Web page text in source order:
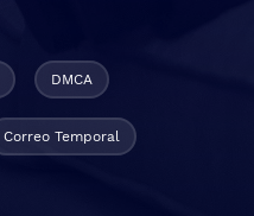
DMCA
Correo Temporal